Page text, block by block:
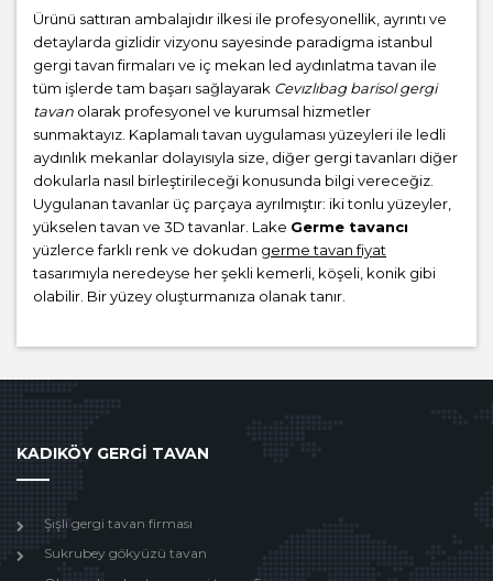
Ürünü sattıran ambalajıdır ilkesi ile profesyonellik, ayrıntı ve
detaylarda gizlidir vizyonu sayesinde paradigma istanbul
gergi tavan firmaları ve iç mekan led aydınlatma tavan ile
tüm işlerde tam başarı sağlayarak Cevızlıbag barisol gergi
tavan olarak profesyonel ve kurumsal hizmetler
sunmaktayız. Kaplamalı tavan uygulaması yüzeyleri ile ledli
aydınlık mekanlar dolayısıyla size, diğer gergi tavanları diğer
dokularla nasıl birleştirileceği konusunda bilgi vereceğiz.
Uygulanan tavanlar üç parçaya ayrılmıştır: iki tonlu yüzeyler,
yükselen tavan ve 3D tavanlar. Lake Germe tavancı
yüzlerce farklı renk ve dokudan germe tavan fiyat
tasarımıyla neredeyse her şekli kemerli, köşeli, konik gibi
olabilir. Bir yüzey oluşturmanıza olanak tanır.
KADIKÖY GERGİ TAVAN
Şişli gergi tavan firması
Sukrubey gökyüzü tavan